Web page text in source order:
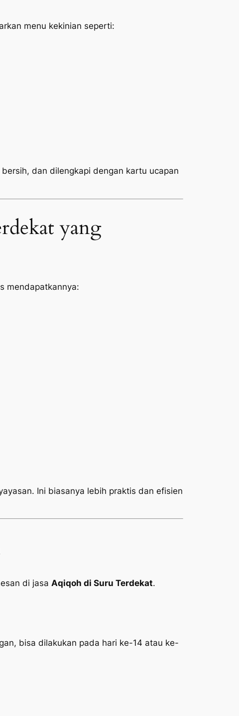
menu kekinian seperti:
bersih, dan dilengkapi dengan kartu ucapan
yang
mendapatkannya:
Ini biasanya lebih praktis dan efisien
di jasa Aqiqoh di Suru Terdekat.
bisa dilakukan pada hari ke-14 atau ke-